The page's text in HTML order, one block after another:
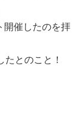
開催したのを拝
とのこと！